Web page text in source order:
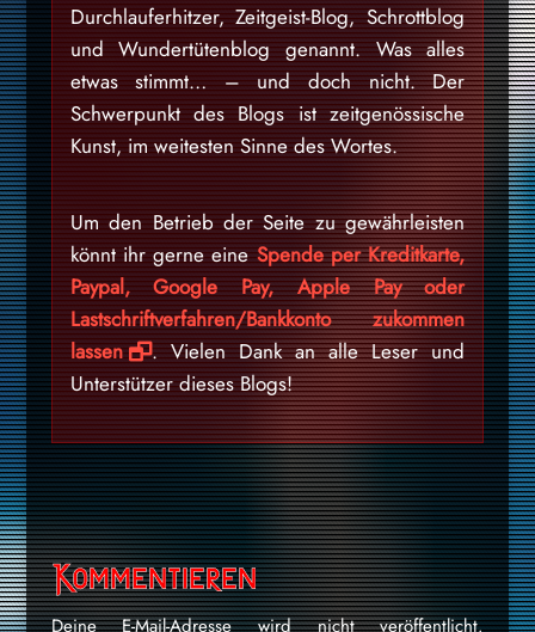
Durchlauferhitzer, Zeitgeist-Blog, Schrottblog
und Wundertütenblog genannt. Was alles
etwas stimmt… – und doch nicht. Der
Schwerpunkt des Blogs ist zeitgenössische
Kunst, im weitesten Sinne des Wortes.
Um den Betrieb der Seite zu gewährleisten
könnt ihr gerne eineSpende per Kreditkarte,
Paypal, Google Pay, Apple Pay oder
Lastschriftverfahren/Bankkonto zukommen
lassen
. Vielen Dank an alle Leser und
Unterstützer dieses Blogs!
Kommentieren
Deine E-Mail-Adresse wird nicht veröffentlicht.